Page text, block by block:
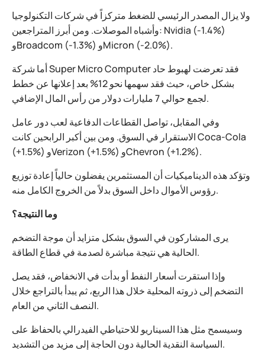
ولا يزال المصدر الرئيسي للضغط متركزاً في شركات التكنولوجيا
وأشباه الموصلات. ومن أبرز المتراجعين: Nvidia (-1.4%)
وBroadcom (-1.3%) وMicron (-2.0%).
أما شركة Super Micro Computer فقد تعرضت لهبوط حاد
بشكل خاص، حيث فقد سهمها نحو 12% بعد إعلانها عن خطط
لجمع حوالي 7 مليارات دولار من رأس المال الإضافي.
وفي المقابل، تواصل القطاعات الدفاعية لعب دور عامل
الاستقرار في السوق. ومن بين أكبر الرابحين كانت Coca-Cola
(+1.5%) وVerizon (+1.5%) وChevron (+1.2%).
وتؤكد هذه الديناميكيات أن المستثمرين يفضلون حالياً إعادة توزيع
رؤوس الأموال داخل السوق بدلاً من الخروج الكامل منه.
وما النتيجة؟
يرى المشاركون في السوق بشكل متزايد أن موجة التضخم
الحالية هي نتيجة مباشرة لصدمة في قطاع الطاقة.
وإذا استقرت أسعار النفط أو بدأت في الانخفاض، فقد يصل
التضخم إلى ذروته المحلية خلال هذا الربع، ثم يبدأ بالتراجع خلال
النصف الثاني من العام.
وسيسمح مثل هذا السيناريو للاحتياطي الفيدرالي بالحفاظ على
السياسة النقدية الحالية دون الحاجة إلى مزيد من التشديد.